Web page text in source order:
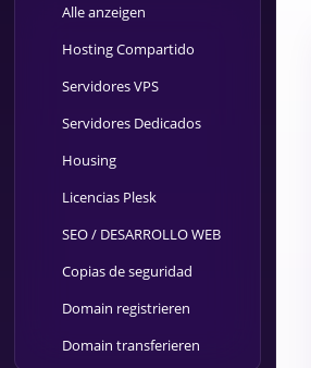
Alle anzeigen
Hosting Compartido
Servidores VPS
Servidores Dedicados
Housing
Licencias Plesk
SEO / DESARROLLO WEB
Copias de seguridad
Domain registrieren
Domain transferieren